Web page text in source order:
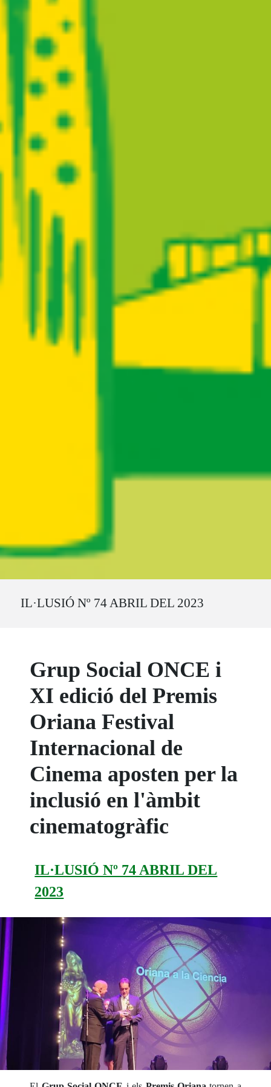
IL·LUSIÓ Nº 74 ABRIL DEL 2023
Grup Social ONCE i
XI edició del Premis
Oriana Festival
Internacional de
Cinema aposten per la
inclusió en l'àmbit
cinematogràfic
IL·LUSIÓ Nº 74 ABRIL DEL
2023